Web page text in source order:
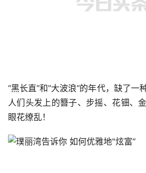
“黑长直”和”大波浪“的年代，缺了一
人们头发上的簪子、步摇、花钿、
眼花缭乱！